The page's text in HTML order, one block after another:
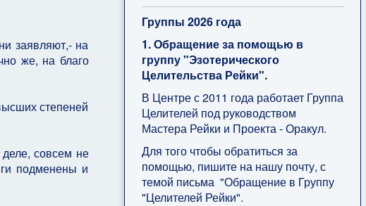
заявляют,- на
же, на благо
степеней
деле, совсем не
подменены и
Группы 2026 года
1. Обращение за помощью в
группу "Эзотерического
Целительства Рейки".
В Центре с 2011 года работает Группа
Целителей под руководством
Мастера Рейки и Проекта - Оракул.
Для того чтобы обратиться за
помощью, пишите на нашу почту, с
темой письма "Обращение в Группу
"Целителей Рейки".